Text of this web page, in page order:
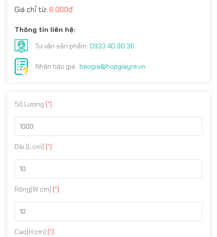
Giá chỉ từ: 6.000đ
Thông tin liên hệ:
Tư vấn sản phẩm: 0933 40 90 36
Nhận báo giá : baogia@hopgiayre.vn
Số Lượng (*)
Dài (L:cm) (*)
Rộng(W:cm) (*)
Cao(H:cm) (*)